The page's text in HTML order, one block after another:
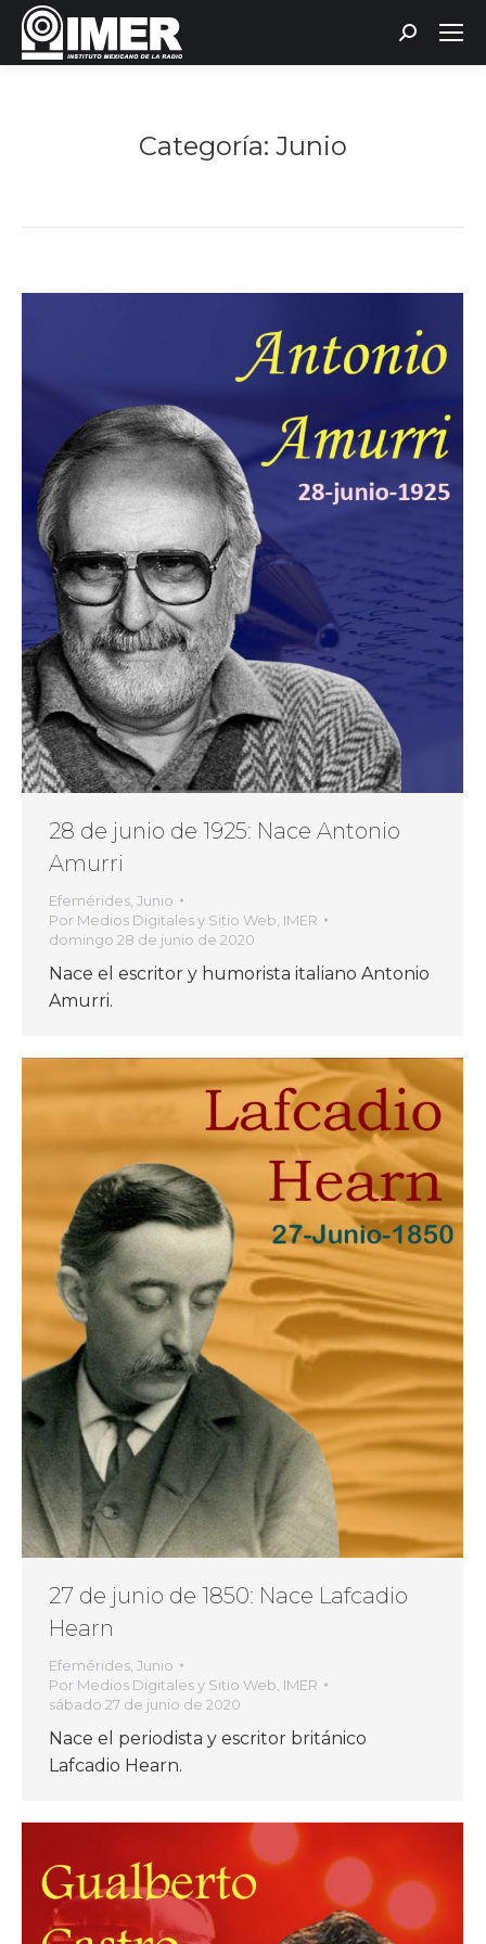
Buscar:
Categoría: Junio
28 de junio de 1925: Nace Antonio
Amurri
Efemérides, Junio
Por Medios Digitales y Sitio Web, IMER
domingo 28 de junio de 2020
Nace el escritor y humorista italiano Antonio
Amurri.
27 de junio de 1850: Nace Lafcadio
Hearn
Efemérides, Junio
Por Medios Digitales y Sitio Web, IMER
sábado 27 de junio de 2020
Nace el periodista y escritor británico
Lafcadio Hearn.